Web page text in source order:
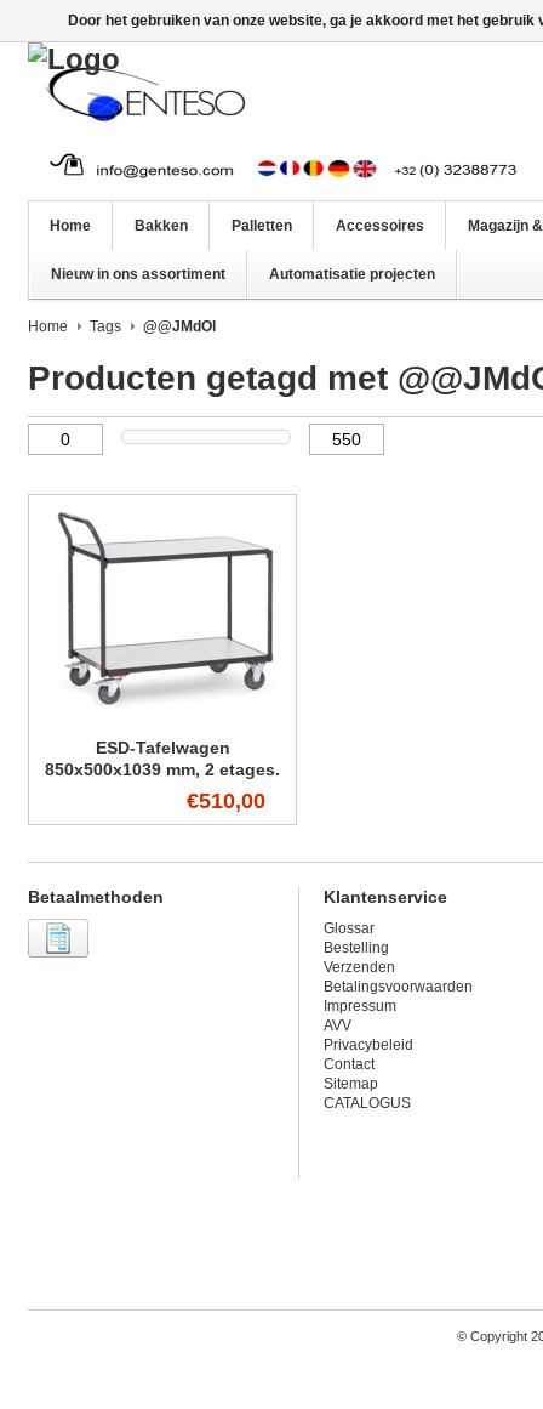
Home Bakken Palletten Accessoires Magazijn
Nieuw in ons assortiment Automatisatie projecten
Home Tags @@JMdOl
Producten getagd met
ESD-Tafelwagen
850x500x1039 mm, 2 etages.
€510,00
Betaalmethoden Klantenservice
Glossar
Bestelling
Verzenden
Betalingsvoorwaarden
Impressum
AVV
Privacybeleid
Contact
Sitemap
CATALOGUS
© Copyright
Door het gebruiken van onze website, ga je akkoord met het